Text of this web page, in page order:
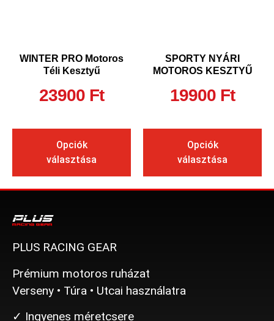
WINTER PRO Motoros
Téli Kesztyű
23900 Ft
Opciók
választása
SPORTY NYÁRI
MOTOROS KESZTYŰ
19900 Ft
Opciók
választása
PLUS RACING GEAR
Prémium motoros ruházat
Verseny • Túra • Utcai használatra
✓ Ingyenes méretcsere